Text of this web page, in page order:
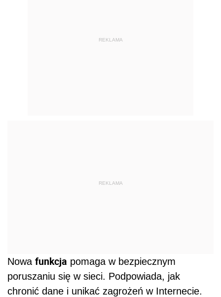
REKLAMA
REKLAMA
Nowa funkcja pomaga w bezpiecznym
poruszaniu się w sieci. Podpowiada, jak
chronić dane i unikać zagrożeń w Internecie.